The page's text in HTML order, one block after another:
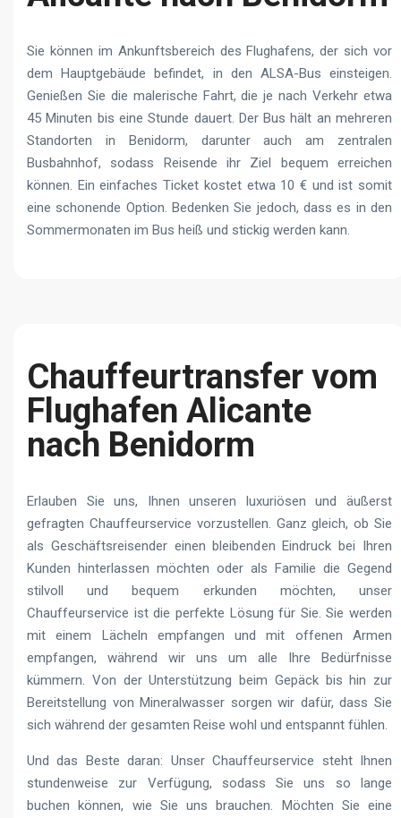
Sie können im Ankunftsbereich des Flughafens, der sich vor
dem Hauptgebäude befindet, in den ALSA-Bus einsteigen.
Genießen Sie die malerische Fahrt, die je nach Verkehr etwa
45 Minuten bis eine Stunde dauert. Der Bus hält an mehreren
Standorten in Benidorm, darunter auch am zentralen
Busbahnhof, sodass Reisende ihr Ziel bequem erreichen
können. Ein einfaches Ticket kostet etwa 10 € und ist somit
eine schonende Option. Bedenken Sie jedoch, dass es in den
Sommermonaten im Bus heiß und stickig werden kann.
Chauffeurtransfer vom
Flughafen Alicante
nach Benidorm
Erlauben Sie uns, Ihnen unseren luxuriösen und äußerst
gefragten Chauffeurservice vorzustellen. Ganz gleich, ob Sie
als Geschäftsreisender einen bleibenden Eindruck bei Ihren
Kunden hinterlassen möchten oder als Familie die Gegend
stilvoll und bequem erkunden möchten, unser
Chauffeurservice ist die perfekte Lösung für Sie. Sie werden
mit einem Lächeln empfangen und mit offenen Armen
empfangen, während wir uns um alle Ihre Bedürfnisse
kümmern. Von der Unterstützung beim Gepäck bis hin zur
Bereitstellung von Mineralwasser sorgen wir dafür, dass Sie
sich während der gesamten Reise wohl und entspannt fühlen.
Und das Beste daran: Unser Chauffeurservice steht Ihnen
stundenweise zur Verfügung, sodass Sie uns so lange
buchen können, wie Sie uns brauchen. Möchten Sie eine